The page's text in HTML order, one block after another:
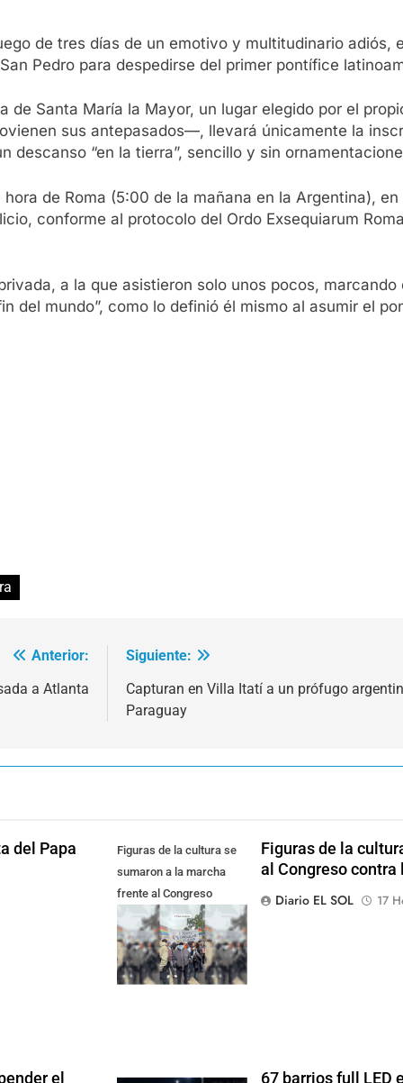
de tres días de un emotivo y multitudinario adiós,
Pedro para despedirse del primer pontífice
de Santa María la Mayor, un lugar elegido por el
sus antepasados—, llevará únicamente la
“en la tierra”, sencillo y sin
de Roma (5:00 de la mañana en la Argentina),
conforme al protocolo del Ordo Exsequiarum
a la que asistieron solo unos pocos,
del mundo”, como lo definió él mismo al asumir el
Anterior:
a Atlanta
Siguiente:
Capturan en Villa Itatí a un prófugo
Paraguay
del Papa
Figuras de la cultura se
sumaron a la marcha
frente al Congreso
contra la Ley de
Propiedad Privada
Figuras de la
al Congreso contra
Diario EL SOL
17
el 67 barrios full LED